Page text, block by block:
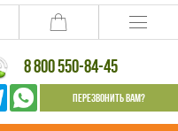
8 800 550-84-45
Перезвонить Вам?